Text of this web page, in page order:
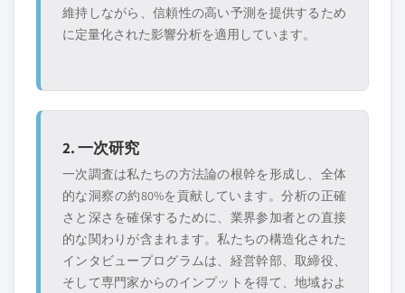
維持しながら、信頼性の高い予測を提供するため
に定量化された影響分析を適用しています。
2. 一次研究
一次調査は私たちの方法論の根幹を形成し、全体
的な洞察の約80%を貢献しています。分析の正確
さと深さを確保するために、業界参加者との直接
的な関わりが含まれます。私たちの構造化された
インタビュープログラムは、経営幹部、取締役、
そして専門家からのインプットを得て、地域およ